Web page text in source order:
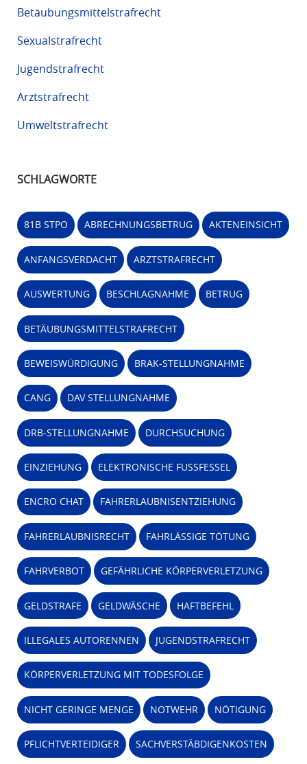
Betäubungsmittelstrafrecht
Sexualstrafrecht
Jugendstrafrecht
Arztstrafrecht
Umweltstrafrecht
SCHLAGWORTE
81B STPO ABRECHNUNGSBETRUG AKTENEINSICHT
ANFANGSVERDACHT ARZTSTRAFRECHT
AUSWERTUNG BESCHLAGNAHME BETRUG
BETÄUBUNGSMITTELSTRAFRECHT
BEWEISWÜRDIGUNG BRAK-STELLUNGNAHME
CANG DAV STELLUNGNAHME
DRB-STELLUNGNAHME DURCHSUCHUNG
EINZIEHUNG ELEKTRONISCHE FUSSFESSEL
ENCRO CHAT FAHRERLAUBNISENTZIEHUNG
FAHRERLAUBNISRECHT FAHRLÄSSIGE TÖTUNG
FAHRVERBOT GEFÄHRLICHE KÖRPERVERLETZUNG
GELDSTRAFE GELDWÄSCHE HAFTBEFEHL
ILLEGALES AUTORENNEN JUGENDSTRAFRECHT
KÖRPERVERLETZUNG MIT TODESFOLGE
NICHT GERINGE MENGE NOTWEHR NÖTIGUNG
PFLICHTVERTEIDIGER SACHVERSTÄBDIGENKOSTEN